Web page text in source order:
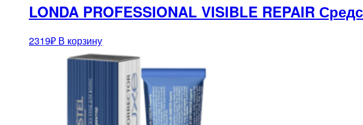
LONDA PROFESSIONAL VISIBLE REPAIR
2319₽ В корзину